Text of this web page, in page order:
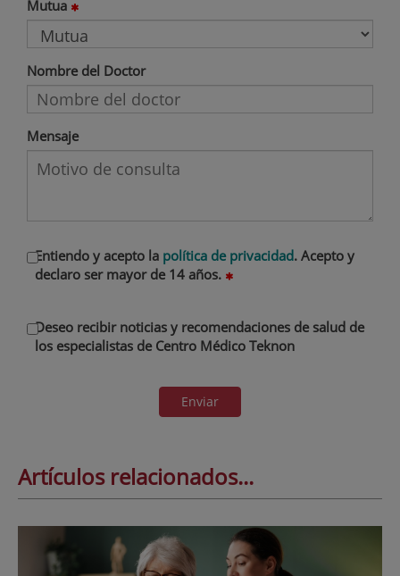
Mutua
Nombre del Doctor
Mensaje
Entiendo y acepto la política de privacidad. Acepto y
declaro ser mayor de 14 años.
Deseo recibir noticias y recomendaciones de salud de
los especialistas de Centro Médico Teknon
Enviar
Artículos relacionados...